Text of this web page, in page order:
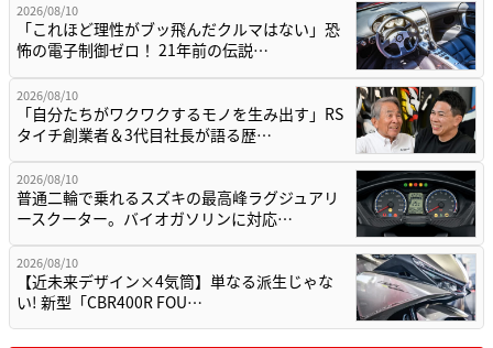
2026/08/10
「これほど理性がブッ飛んだクルマはない」恐
怖の電子制御ゼロ！ 21年前の伝説…
2026/08/10
「自分たちがワクワクするモノを生み出す」RS
タイチ創業者＆3代目社長が語る歴…
2026/08/10
普通二輪で乗れるスズキの最高峰ラグジュアリ
ースクーター。バイオガソリンに対応…
2026/08/10
【近未来デザイン×4気筒】単なる派生じゃな
い! 新型「CBR400R FOU…